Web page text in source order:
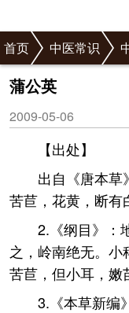
首页 中医常识
蒲公英
2009-05-06
【出处】
出自《唐本草
苦苣，花黄，断有
2.《纲目》：
之，岭南绝无。
苦苣，但小耳，嫩
3.《本草新编